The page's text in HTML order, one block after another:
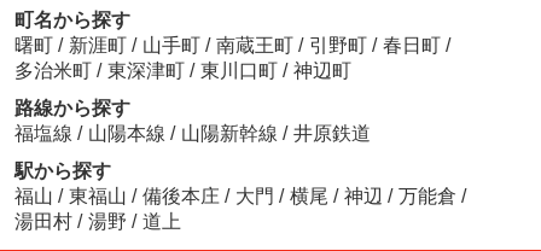
町名から探す
曙町 / 新涯町 / 山手町 / 南蔵王町 / 引野町 / 春日町 /
多治米町 / 東深津町 / 東川口町 / 神辺町
路線から探す
福塩線 / 山陽本線 / 山陽新幹線 / 井原鉄道
駅から探す
福山 / 東福山 / 備後本庄 / 大門 / 横尾 / 神辺 / 万能倉 /
湯田村 / 湯野 / 道上